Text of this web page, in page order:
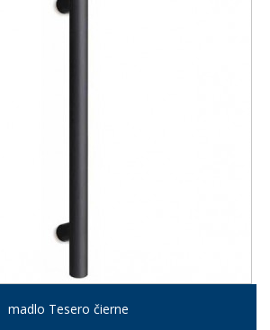
madlo Tesero čierne